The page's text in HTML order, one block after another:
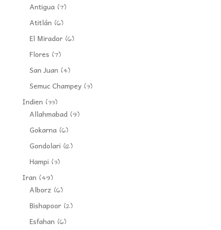
Antigua(7)
Atitlán (6)
El Mirador(6)
Flores (7)
San Juan (4)
Semuc Champey(3)
Indien (33)
Allahmabad(9)
Gokarna(6)
Gondolari (12)
Hampi (3)
Iran (49)
Alborz (6)
Bishapoor(2)
Esfahan (6)